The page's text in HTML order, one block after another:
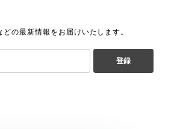
の最新情報をお届けいたします。
登録